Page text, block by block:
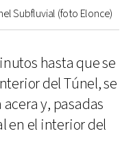
Subfluvial (foto Elonce)
hasta que se
del Túnel, se
y, pasadas
en el interior del